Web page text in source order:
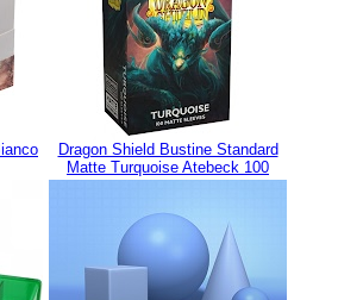
Dragon Shield Bustine Standard
Matte Turquoise Atebeck 100